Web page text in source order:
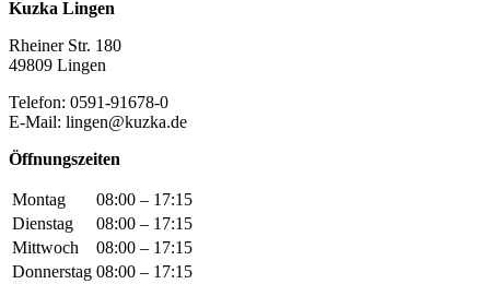
Kuzka Lingen
Rheiner Str. 180
49809 Lingen
Telefon: 0591-91678-0
E-Mail: lingen@kuzka.de
Öffnungszeiten
Montag
08:00 – 17:15
Dienstag
08:00 – 17:15
Mittwoch
08:00 – 17:15
Donnerstag 08:00 – 17:15